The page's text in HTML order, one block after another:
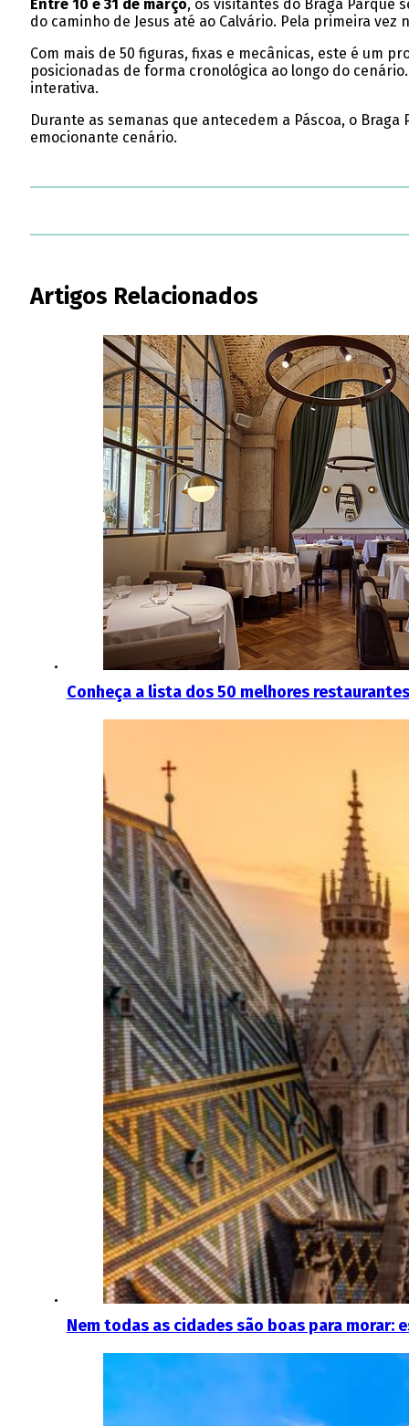
Entre 10 e 31 de março, os visitantes do Braga
do caminho de Jesus até ao Calvário. Pela primeira
Com mais de 50 figuras, fixas e mecânicas, este é um
posicionadas de forma cronológica ao longo do
interativa.
Durante as semanas que antecedem a Páscoa, o
emocionante cenário.
Artigos Relacionados
Conheça a lista dos 50 melhores
Nem todas as cidades são boas para morar: